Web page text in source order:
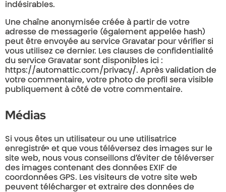
indésirables.
Une chaîne anonymisée créée à partir de votre
adresse de messagerie (également appelée hash)
peut être envoyée au service Gravatar pour vérifier si
vous utilisez ce dernier. Les clauses de confidentialité
du service Gravatar sont disponibles ici :
https://automattic.com/privacy/. Après validation de
votre commentaire, votre photo de profil sera visible
publiquement à côté de votre commentaire.
Médias
Si vous êtes un utilisateur ou une utilisatrice
enregistré·e et que vous téléversez des images sur le
site web, nous vous conseillons d’éviter de téléverser
des images contenant des données EXIF de
coordonnées GPS. Les visiteurs de votre site web
peuvent télécharger et extraire des données de